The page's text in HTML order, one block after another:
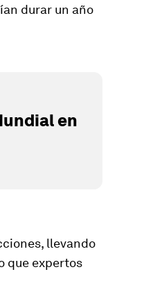
durar un año
en
llevando
que expertos